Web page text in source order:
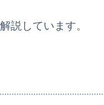
説しています。